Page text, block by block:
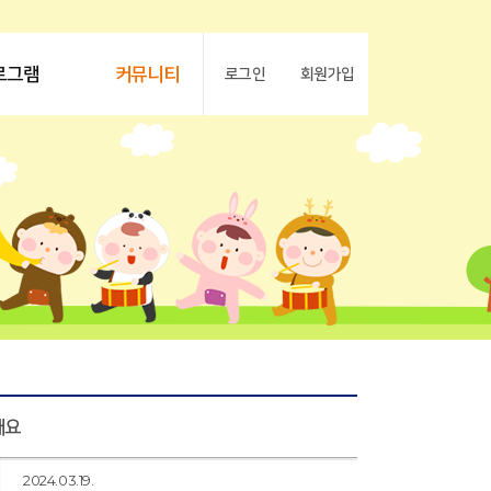
그램 커뮤니티 로그인 회원가입
요
2024.03.19.